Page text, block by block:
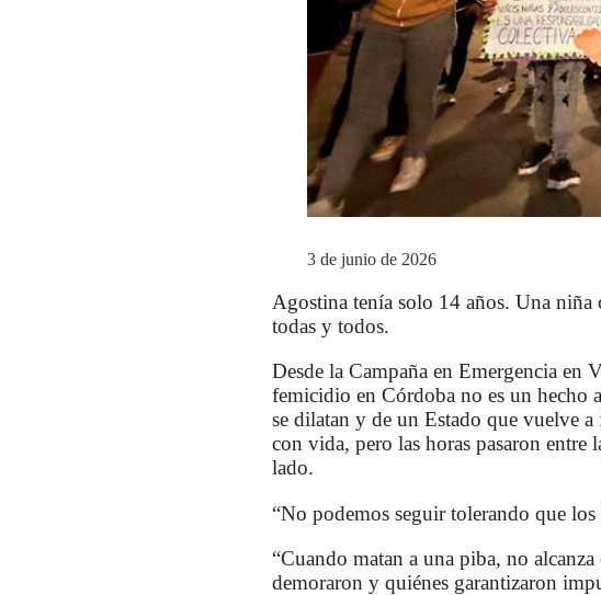
3 de junio de 2026
Agostina tenía solo 14 años. Una niña
todas y todos.
Desde la Campaña en Emergencia en
femicidio en Córdoba no es un hecho
se dilatan y de un Estado que vuelve
con vida, pero las horas pasaron
lado.
“No podemos seguir tolerando que
“Cuando matan a una piba, no
demoraron y quiénes garantizaron